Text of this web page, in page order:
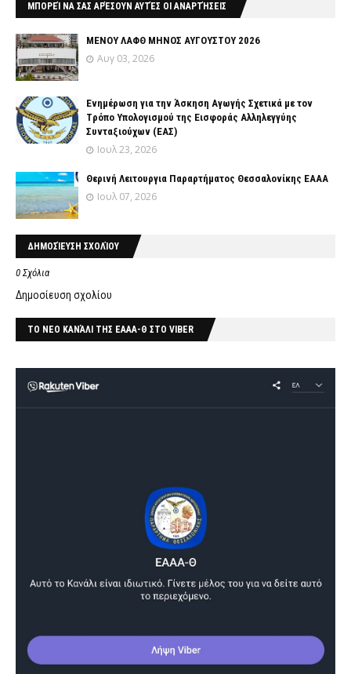
ΜΠΟΡΕΊ ΝΑ ΣΑΣ ΑΡΈΣΟΥΝ ΑΥΤΈΣ ΟΙ ΑΝΑΡΤΉΣΕΙΣ
ΜΕΝΟΥ ΛΑΦΘ ΜΗΝΟΣ ΑΥΓΟΥΣΤΟΥ 2026
Αυγ 03, 2026
Ενημέρωση για την Άσκηση Αγωγής Σχετικά με τον
Tρόπο Yπολογισμού της Εισφοράς Αλληλεγγύης
Συνταξιούχων (ΕΑΣ)
Ιουλ 23, 2026
Θερινή Λειτουργια Παραρτήματος Θεσσαλονίκης ΕΑΑΑ
Ιουλ 07, 2026
ΔΗΜΟΣΊΕΥΣΗ ΣΧΟΛΊΟΥ
0 Σχόλια
Δημοσίευση σχολίου
ΤΟ ΝΕΟ ΚΑΝΆΛΙ ΤΗΣ ΕΑΑΑ-Θ ΣΤΟ VIBER